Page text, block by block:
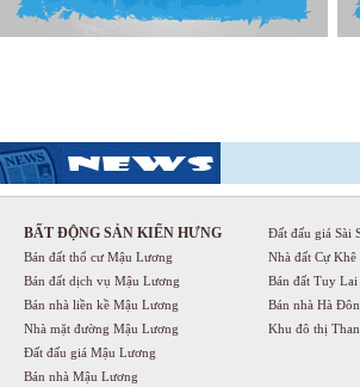
BẤT ĐỘNG SẢN KIẾN HƯNG
Bán đất thổ cư Mậu Lương
Bán đất dịch vụ Mậu Lương
Bán nhà liền kề Mậu Lương
Nhà mặt đường Mậu Lương
Đất đấu giá Mậu Lương
Bán nhà Mậu Lương
Đất đấu giá Sài
Nhà đất Cự Khê
Bán đất Tuy
Bán nhà Hà
Khu đô thị